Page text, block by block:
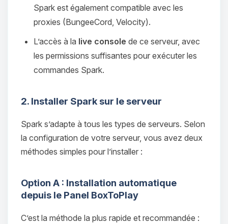
Spark est également compatible avec les
proxies (BungeeCord, Velocity).
L’accès à la live console de ce serveur, avec
les permissions suffisantes pour exécuter les
commandes Spark.
2. Installer Spark sur le serveur
Spark s’adapte à tous les types de serveurs. Selon
la configuration de votre serveur, vous avez deux
méthodes simples pour l’installer :
Option A : Installation automatique
depuis le Panel BoxToPlay
C’est la méthode la plus rapide et recommandée :